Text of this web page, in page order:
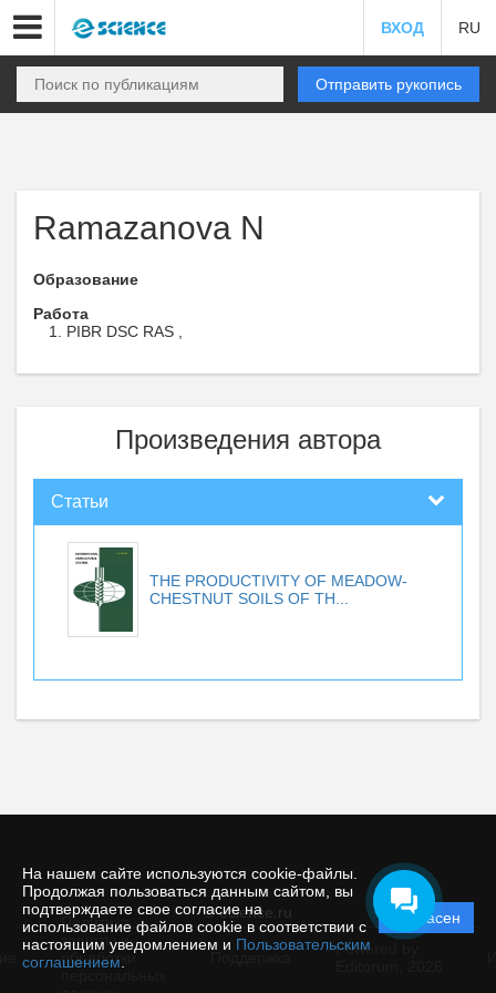
На нашем сайте используются cookie-файлы.
Продолжая пользоваться данным сайтом, вы
подтверждаете свое согласие на
использование файлов cookie в соответствии с
настоящим уведомлением и Пользовательским
соглашением
Согласен
ВХОД RU
Отправить рукопись
Ramazanova N
Образование
Работа
PIBR DSC RAS ,
Произведения автора
Статьи
THE PRODUCTIVITY OF MEADOW-
CHESTNUT SOILS OF TH...
© ecience.ru
Политика
защиты и
обработки
Powered by